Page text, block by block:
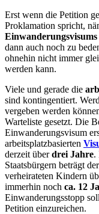
Erst wenn die Petition
Proklamation spricht,
Einwanderungsvisums
dann auch noch zu
ohnehin nicht immer
werden kann.
Viele und gerade die
sind kontingentiert.
vergeben werden
Warteliste gesetzt. Die
Einwanderungsvisum
arbeitsplatzbasierten
derzeit überdrei Jahre.
Staatsbürgern beträgt
verheirateten Kindern
immerhin noch ca. 12
Einwanderungsstopp
Petition einzureichen.